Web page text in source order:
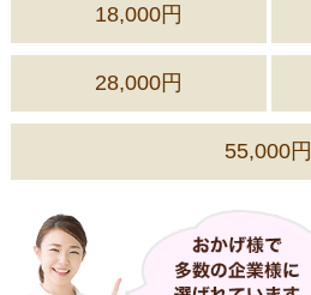
18,000円
28,000円
55,000円